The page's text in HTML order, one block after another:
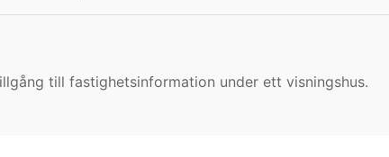
till fastighetsinformation under ett visningshus.